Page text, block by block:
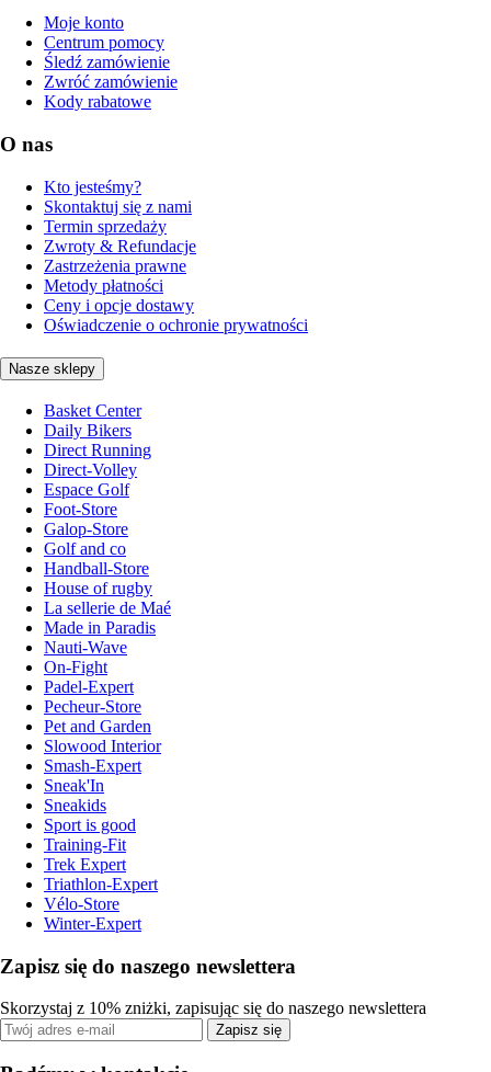
Moje konto
Centrum pomocy
Śledź zamówienie
Zwróć zamówienie
Kody rabatowe
O nas
Kto jesteśmy?
Skontaktuj się z nami
Termin sprzedaży
Zwroty & Refundacje
Zastrzeżenia prawne
Metody płatności
Ceny i opcje dostawy
Oświadczenie o ochronie prywatności
Nasze sklepy
Basket Center
Daily Bikers
Direct Running
Direct-Volley
Espace Golf
Foot-Store
Galop-Store
Golf and co
Handball-Store
House of rugby
La sellerie de Maé
Made in Paradis
Nauti-Wave
On-Fight
Padel-Expert
Pecheur-Store
Pet and Garden
Slowood Interior
Smash-Expert
Sneak'In
Sneakids
Sport is good
Training-Fit
Trek Expert
Triathlon-Expert
Vélo-Store
Winter-Expert
Zapisz się do naszego newslettera
Skorzystaj z 10% zniżki, zapisując się do naszego newslettera
Zapisz się